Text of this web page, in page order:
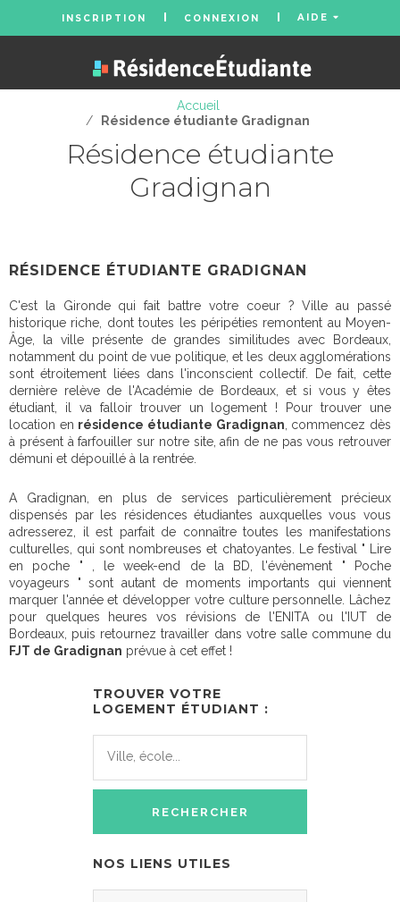
INSCRIPTION CONNEXION AIDE
Accueil
/
Résidence étudiante Gradignan
Résidence étudiante
Gradignan
RÉSIDENCE ÉTUDIANTE GRADIGNAN
C'est la Gironde qui fait battre votre coeur ? Ville au passé
historique riche, dont toutes les péripéties remontent au Moyen-
Âge, la ville présente de grandes similitudes avec Bordeaux,
notamment du point de vue politique, et les deux agglomérations
sont étroitement liées dans l'inconscient collectif. De fait, cette
dernière relève de l'Académie de Bordeaux, et si vous y êtes
étudiant, il va falloir trouver un logement ! Pour trouver une
location en résidence étudiante Gradignan , commencez dès
à présent à farfouiller sur notre site, afin de ne pas vous retrouver
démuni et dépouillé à la rentrée.
A Gradignan, en plus de services particulièrement précieux
dispensés par les résidences étudiantes auxquelles vous vous
adresserez, il est parfait de connaître toutes les manifestations
culturelles, qui sont nombreuses et chatoyantes. Le festival " Lire
en poche " , le week-end de la BD, l'évènement " Poche
voyageurs " sont autant de moments importants qui viennent
marquer l'année et développer votre culture personnelle. Lâchez
pour quelques heures vos révisions de l'ENITA ou l'IUT de
Bordeaux, puis retournez travailler dans votre salle commune du
FJT de Gradignan prévue à cet effet !
TROUVER VOTRE
LOGEMENT ÉTUDIANT :
NOS LIENS UTILES